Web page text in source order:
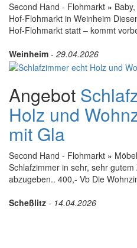
Second Hand - Flohmarkt »
Hof-Flohmarkt in Weinheim
Hof-Flohmarkt statt – kommt
Weinheim - 29.04.2026
Angebot
Holz und
mit Gla
Second Hand - Flohmarkt »
Schlafzimmer in sehr, sehr
abzugeben.. 400,- Vb Die
Scheßlitz - 14.04.2026